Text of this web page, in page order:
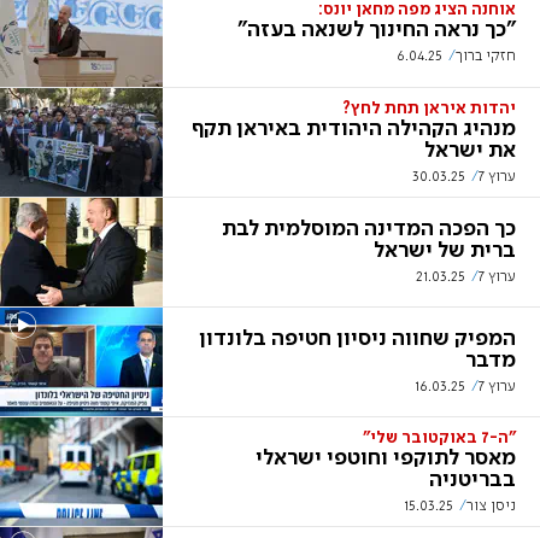
אוחנה הציג מפה מחאן יונס:
"כך נראה החינוך לשנאה בעזה"
חזקי ברוך 6.04.25
יהדות איראן תחת לחץ?
מנהיג הקהילה היהודית באיראן תקף
את ישראל
ערוץ 7 30.03.25
כך הפכה המדינה המוסלמית לבת
ברית של ישראל
ערוץ 7 21.03.25
המפיק שחווה ניסיון חטיפה בלונדון
מדבר
ערוץ 7 16.03.25
"ה-7 באוקטובר שלי"
מאסר לתוקפי וחוטפי ישראלי
בבריטניה
ניסן צור 15.03.25